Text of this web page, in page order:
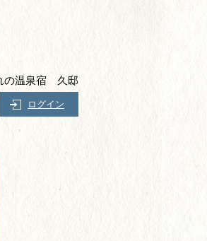
の温泉宿 久邸
ログイン